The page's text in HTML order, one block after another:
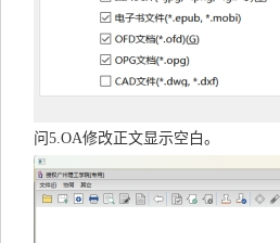
问5.OA修改正文显示空白。